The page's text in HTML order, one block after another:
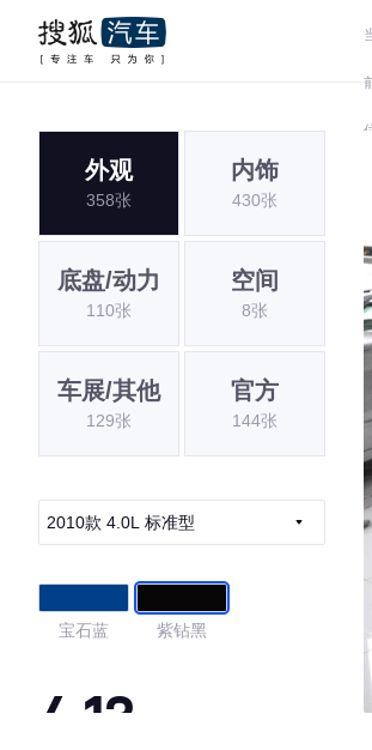
外观
358张
内饰
430张
底盘/动力
110张
空间
8张
车展/其他
129张
官方
144张
2010款 4.0L 标准型
宝石蓝 紫钻黑
4.13